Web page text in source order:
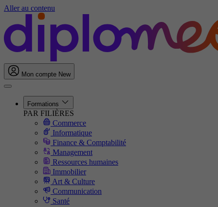
Aller au contenu
Mon compte New
Formations
PAR FILIÈRES
Commerce
Informatique
Finance & Comptabilité
Management
Ressources humaines
Immobilier
Art & Culture
Communication
Santé